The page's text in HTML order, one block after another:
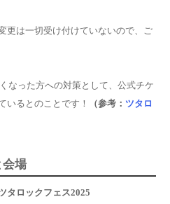
更は一切受け付けていないので、ご
なった方への対策として、公式チケ
いるとのことです！
（参考： ツタロ
会場
タロックフェス2025